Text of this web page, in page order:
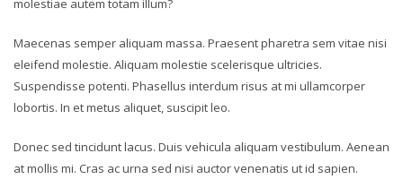
molestiae autem totam illum?
Maecenas semper aliquam massa. Praesent pharetra sem vitae nisi
eleifend molestie. Aliquam molestie scelerisque ultricies.
Suspendisse potenti. Phasellus interdum risus at mi ullamcorper
lobortis. In et metus aliquet, suscipit leo.
Donec sed tincidunt lacus. Duis vehicula aliquam vestibulum. Aenean
at mollis mi. Cras ac urna sed nisi auctor venenatis ut id sapien.